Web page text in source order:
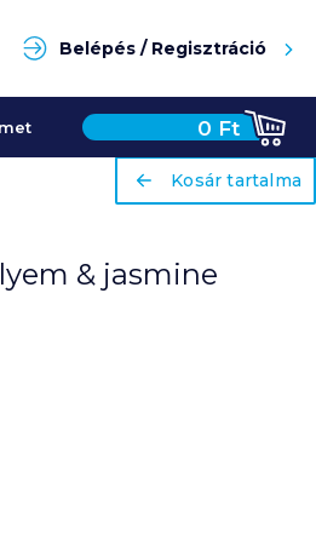
Belépés / Regisztráció
0 Ft
ariaLabel
Kosár tartalma
& jasmine